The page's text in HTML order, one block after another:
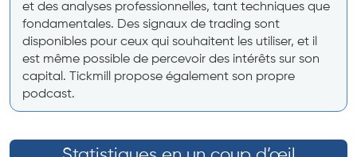
et des analyses professionnelles, tant techniques que
fondamentales. Des signaux de trading sont
disponibles pour ceux qui souhaitent les utiliser, et il
est même possible de percevoir des intérêts sur son
capital. Tickmill propose également son propre
podcast.